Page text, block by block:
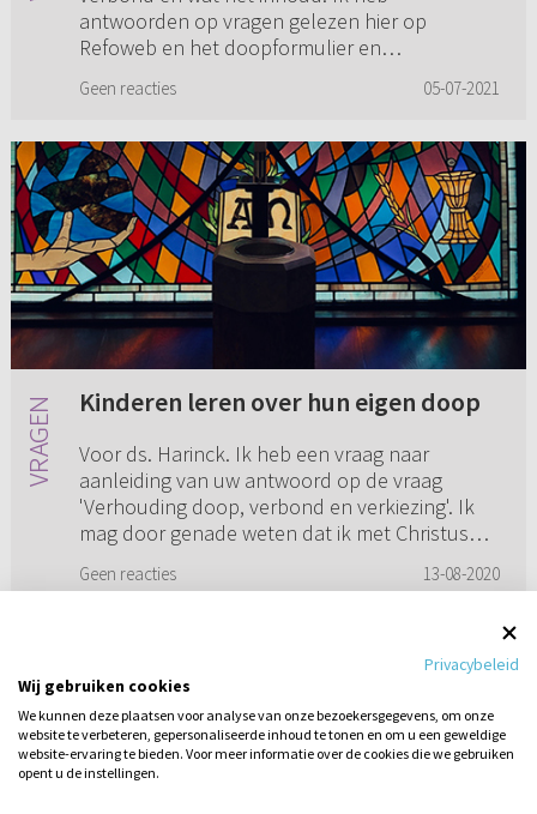
antwoorden op vragen gelezen hier op
Refoweb en het doopformulier en
zich steeds...
Geen reacties 05-07-2021
Kinderen leren over hun eigen doop
Voor ds. Harinck. Ik heb een vraag naar
aanleiding van uw antwoord op de vraag
'Verhouding doop, verbond en verkiezing'. Ik
mag door genade weten dat ik met Christus
Geen reacties 13-08-2020
1
Privacybeleid
Wij gebruiken cookies
We kunnen deze plaatsen voor analyse van onze bezoekersgegevens, om onze
website te verbeteren, gepersonaliseerde inhoud te tonen en om u een geweldige
website-ervaring te bieden. Voor meer informatie over de cookies die we gebruiken
opent u de instellingen.